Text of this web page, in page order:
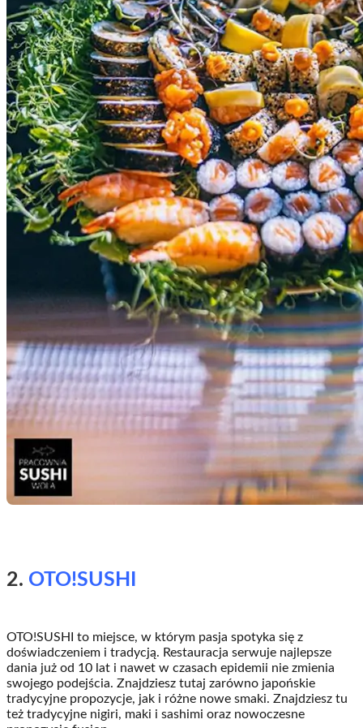
2. OTO!SUSHI
OTO!SUSHI to miejsce, w którym pasja spotyka się z
doświadczeniem i tradycją. Restauracja serwuje najlepsze
dania już od 10 lat i nawet w czasach epidemii nie zmienia
swojego podejścia. Znajdziesz tutaj zarówno japońskie
tradycyjne propozycje, jak i różne nowe smaki. Znajdziesz tu
też tradycyjne nigiri, maki i sashimi oraz nowoczesne